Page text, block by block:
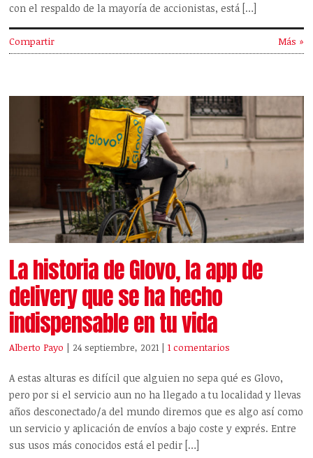
con el respaldo de la mayoría de accionistas, está […]
Compartir Más »
La historia de Glovo, la app de
delivery que se ha hecho
indispensable en tu vida
Alberto Payo | 24 septiembre, 2021 |1 comentarios
A estas alturas es difícil que alguien no sepa qué es Glovo,
pero por si el servicio aun no ha llegado a tu localidad y llevas
años desconectado/a del mundo diremos que es algo así como
un servicio y aplicación de envíos a bajo coste y exprés. Entre
sus usos más conocidos está el pedir […]